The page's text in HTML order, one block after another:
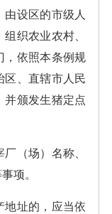
设区的市级人
织农业农村、
，依照本条例规
区、直辖市人民
并颁发生猪定点
（场）名称、
项。
址的，应当依